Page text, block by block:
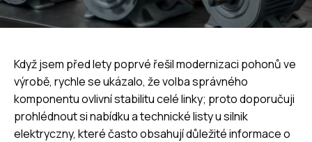
Když jsem před lety poprvé řešil modernizaci pohonů ve
výrobě, rychle se ukázalo, že volba správného
komponentu ovlivní stabilitu celé linky; proto doporučuji
prohlédnout si nabídku a technické listy usilnik
elektryczny, které často obsahují důležité informace o